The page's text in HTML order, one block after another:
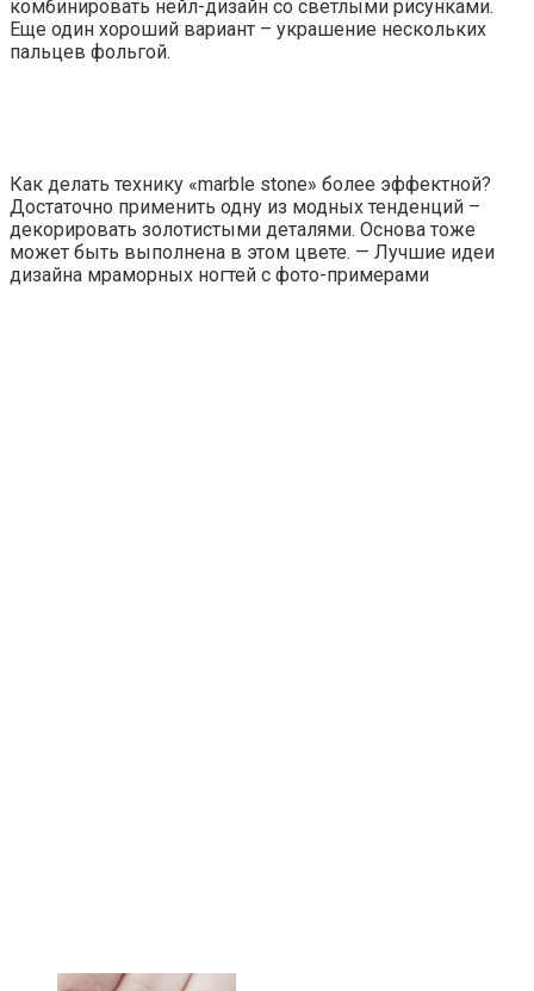
комбинировать нейл-дизайн со светлыми рисунками.
Еще один хороший вариант – украшение нескольких
пальцев фольгой.
Как делать технику «marble stone» более эффектной?
Достаточно применить одну из модных тенденций –
декорировать золотистыми деталями. Основа тоже
может быть выполнена в этом цвете. — Лучшие идеи
дизайна мраморных ногтей с фото-примерами